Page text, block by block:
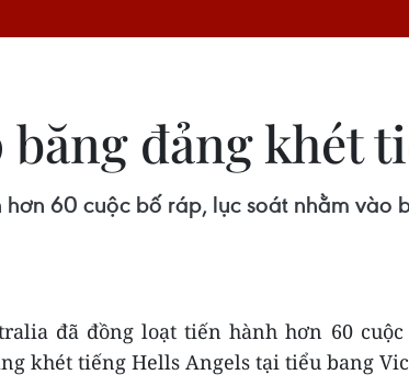
đảng khét
60 cuộc bố ráp, lục soát nhằm vào
đã đồng loạt tiến hành hơn 60
khét tiếng Hells Angels tại tiểu bang